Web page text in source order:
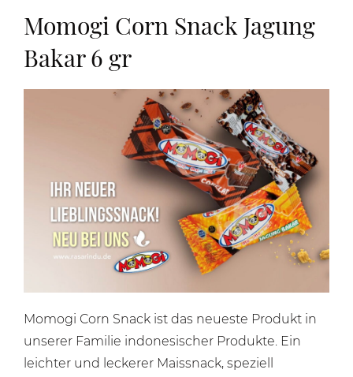
Momogi Corn Snack Jagung
Bakar 6 gr
Momogi Corn Snack ist das neueste Produkt in
unserer Familie indonesischer Produkte. Ein
leichter und leckerer Maissnack, speziell